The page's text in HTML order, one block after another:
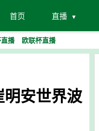
首页 直播
直播 欧联杯直播
明安世界波